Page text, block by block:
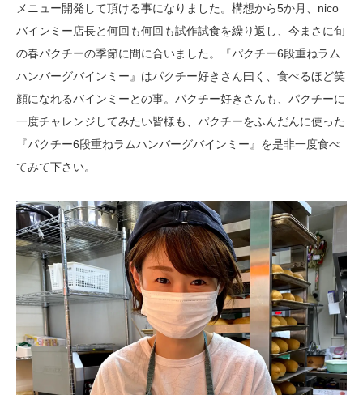
メニュー開発して頂ける事になりました。構想から5か月、nico
バインミー店長と何回も何回も試作試食を繰り返し、今まさに旬
の春パクチーの季節に間に合いました。『パクチー6段重ねラム
ハンバーグバインミー』はパクチー好きさん曰く、食べるほど笑
顔になれるバインミーとの事。パクチー好きさんも、パクチーに
一度チャレンジしてみたい皆様も、パクチーをふんだんに使った
『パクチー6段重ねラムハンバーグバインミー』を是非一度食べ
てみて下さい。